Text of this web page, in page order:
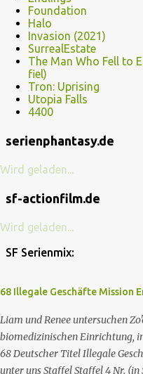
Foundation
Halo
Invasion (2021)
SurrealEstate
The Man Who Fell to
fiel)
Tron: Uprising
Utopia Falls
4400
serienphantasy.de
Wird geladen...
sf-actionfilm.de
Wird geladen...
SF Serienmix:
68 Illegale Geschäfte Mission
Liam und Renee untersuchen
biomedizinischen Einrichtung,
68 Deutscher Titel Illegale
unter uns Staffel Staffel 4 Nr.